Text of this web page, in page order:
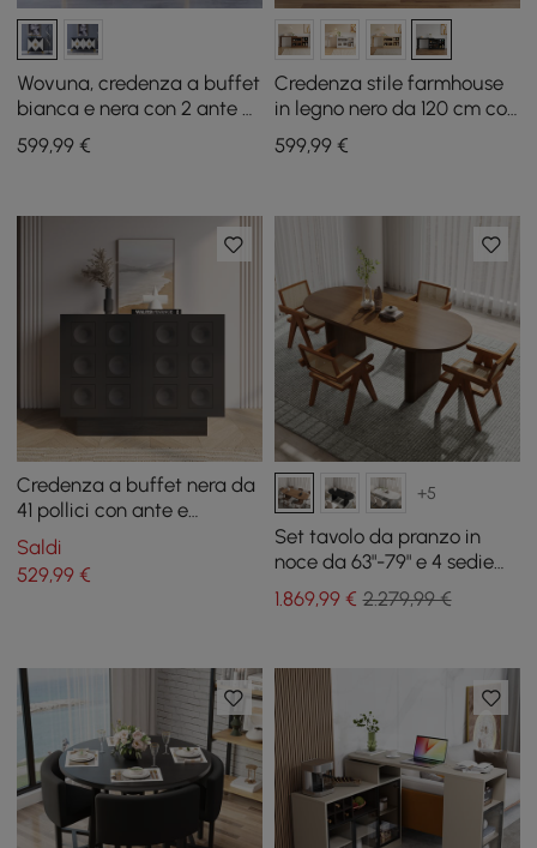
Wovuna, credenza a buffet
bianca e nera con 2 ante e
3 ripiani, color oro, misura
piccola
599,99 €
Credenza stile farmhouse
in legno nero da 120 cm con
piano allungabile e ante
599,99€
Credenza a buffet nera da
41 pollici con ante e
cassetti, moderno mobile
da cucina con motivo
circolare
Saldi
529,99 €
+5
Set tavolo da pranzo in
noce da 63"-79" e 4 sedie
da pranzo
1.869,99€ 2.279,99 €